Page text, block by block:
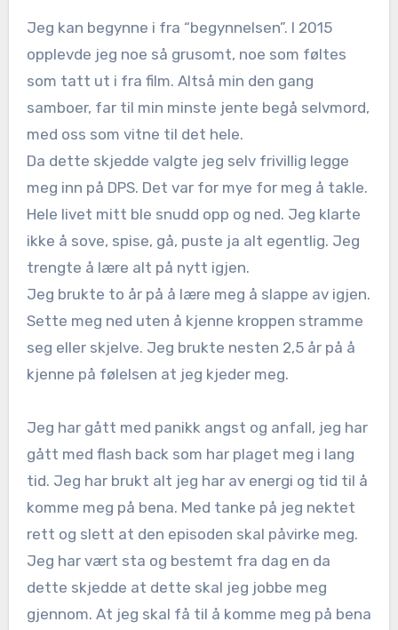
Jeg kan begynne i fra “begynnelsen”. I 2015
opplevde jeg noe så grusomt, noe som føltes
som tatt ut i fra film. Altså min den gang
samboer, far til min minste jente begå selvmord,
med oss som vitne til det hele.
Da dette skjedde valgte jeg selv frivillig legge
meg inn på DPS. Det var for mye for meg å takle.
Hele livet mitt ble snudd opp og ned. Jeg klarte
ikke å sove, spise, gå, puste ja alt egentlig. Jeg
trengte å lære alt på nytt igjen.
Jeg brukte to år på å lære meg å slappe av igjen.
Sette meg ned uten å kjenne kroppen stramme
seg eller skjelve. Jeg brukte nesten 2,5 år på å
kjenne på følelsen at jeg kjeder meg.
Jeg har gått med panikk angst og anfall, jeg har
gått med flash back som har plaget meg i lang
tid. Jeg har brukt alt jeg har av energi og tid til å
komme meg på bena. Med tanke på jeg nektet
rett og slett at den episoden skal påvirke meg.
Jeg har vært sta og bestemt fra dag en da
dette skjedde at dette skal jeg jobbe meg
gjennom. At jeg skal få til å komme meg på bena